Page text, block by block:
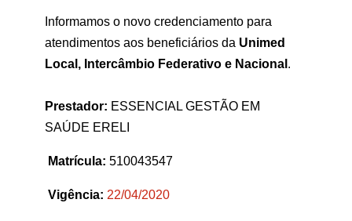
Informamos o novo credenciamento para
atendimentos aos beneficiários da Unimed
Local, Intercâmbio Federativo e Nacional .
Prestador: ESSENCIAL GESTÃO EM
SAÚDE ERELI
Matrícula: 510043547
Vigência: 22/04/2020